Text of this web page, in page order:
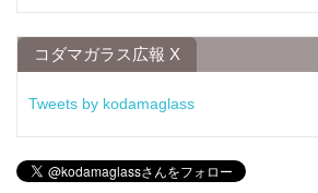
コダマガラス広報 X
Tweets by kodamaglass